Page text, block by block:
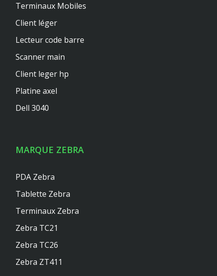
Terminaux Mobiles
Client léger
Lecteur code barre
Scanner main
Client leger hp
Platine axel
Dell 3040
MARQUE ZEBRA
PDA Zebra
Tablette Zebra
Terminaux Zebra
Zebra TC21
Zebra TC26
Zebra ZT411